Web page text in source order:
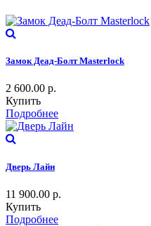
Замок Деад-Болт Masterlock
2 600.00 р.
Купить
Подробнее
Дверь Лайн
11 900.00 р.
Купить
Подробнее